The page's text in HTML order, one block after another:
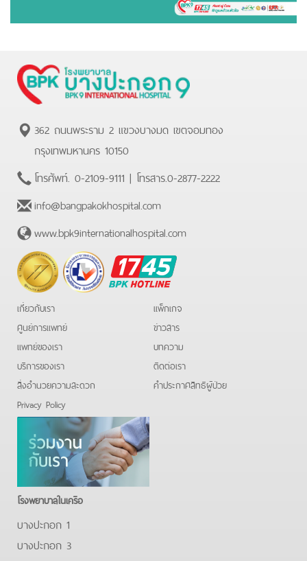
362 ถนนพระราม 2 แขวงบางมด เขตจอมทอง
กรุงเทพมหานคร 10150
โทรศัพท์. 0-2109-9111 | โทรสาร.0-2877-2222
info@bangpakokhospital.com
www.bpk9internationalhospital.com
BPK
Hotline
เกี่ยวกับเรา
ศูนย์การแพทย์
แพทย์ของเรา
บริการของเรา
สิ่งอำนวยความสะดวก
Privacy Policy
แพ็กเกจ
ข่าวสาร
บทความ
ติดต่อเรา
คําประกาศสิทธิผู้ป่วย
โรงพยาบาลในเครือ
บางปะกอก 1
บางปะกอก 3